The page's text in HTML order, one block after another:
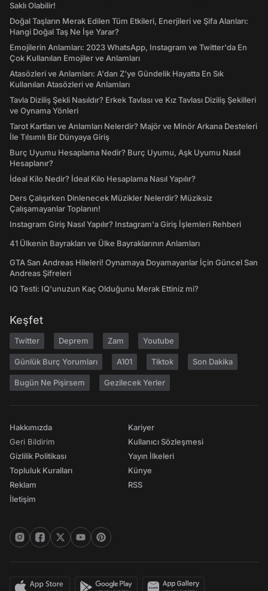
Saklı Olabilir!
Doğal Taşların Merak Edilen Tüm Etkileri, Enerjileri ve Şifa Alanları:
Hangi Doğal Taş Ne İşe Yarar?
Emojilerin Anlamları: 2023 WhatsApp, Instagram ve Twitter'da En
Çok Kullanılan Emojiler ve Anlamları
Atasözleri ve Anlamları: A'dan Z'ye Gündelik Hayatta En Sık
Kullanılan Atasözleri ve Anlamları
Tavla Diziliş Şekli Nasıldır? Erkek Tavlası ve Kız Tavlası Diziliş Şekilleri
ve Oynama Yönleri
Tarot Kartları ve Anlamları Nelerdir? Majör ve Minör Arkana Desteleri
İle Tılsımlı Bir Dünyaya Giriş
Burç Uyumu Hesaplama Nedir? Burç Uyumu, Aşk Uyumu Nasıl
Hesaplanır?
İdeal Kilo Nedir? İdeal Kilo Hesaplama Nasıl Yapılır?
Ders Çalışırken Dinlenecek Müzikler Nelerdir? Müziksiz
Çalışamayanlar Toplanın!
Instagram Giriş Nasıl Yapılır? Instagram'a Giriş İşlemleri Rehberi
41 Ülkenin Bayrakları ve Ülke Bayraklarının Anlamları
GTA San Andreas Hileleri! Oynamaya Doyamayanlar İçin Güncel San
Andreas Şifreleri
IQ Testi: IQ'unuzun Kaç Olduğunu Merak Ettiniz mi?
Keşfet
Twitter Deprem Zam Youtube
Günlük Burç Yorumları A101 Tiktok Son Dakika
Bugün Ne Pişirsem Gezilecek Yerler
Hakkımızda
Geri Bildirim
Gizlilik Politikası
Topluluk Kuralları
Reklam
İletişim
Kariyer
Kullanıcı Sözleşmesi
Yayın İlkeleri
Künye
RSS